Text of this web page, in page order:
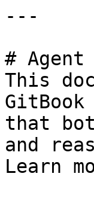
---
#
This
that
and
Learn